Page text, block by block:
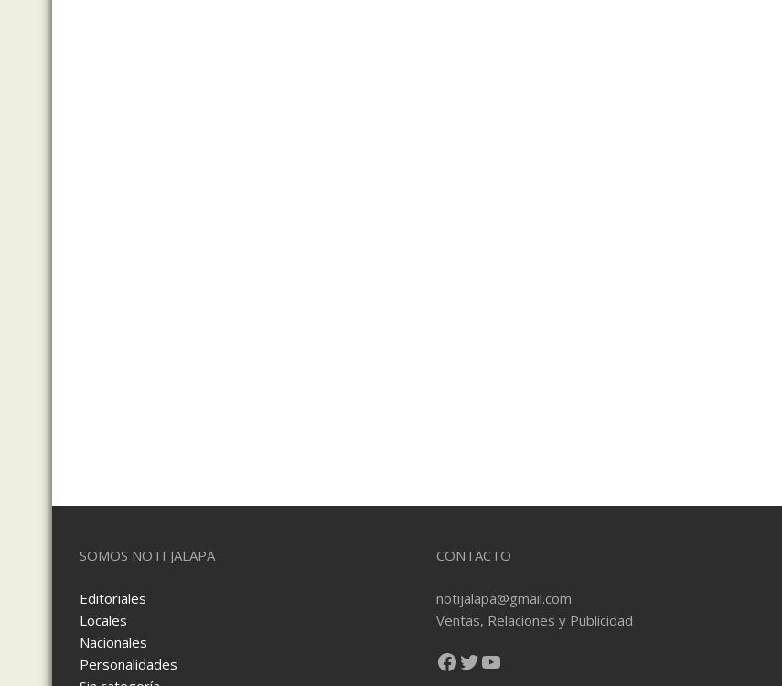
SOMOS NOTI JALAPA
Editoriales
Locales
Nacionales
Personalidades
CONTACTO
notijalapa@gmail.com
Ventas, Relaciones y Publicidad
Facebook
Twitter
YouTube